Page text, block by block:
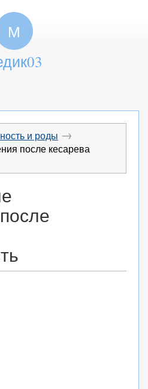
М
и роды →
после кесарева